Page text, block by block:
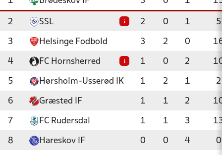
2 SSL i 2 0 1 5
3 Helsinge Fodbold 3 2 0
4 FC Hornsherred i 1 0 2
5 Hørsholm-Usserød IK 1 2 1 2
6 Græsted IF 1 1 2
7 FC Rudersdal 1 1 3
8 Hareskov IF 0 0 4 0